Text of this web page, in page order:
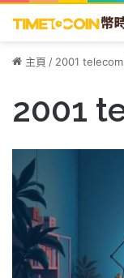
主頁 / 2001
2001